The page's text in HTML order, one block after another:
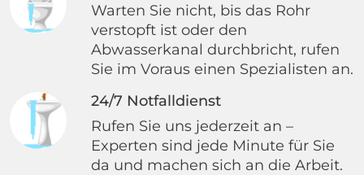
Warten Sie nicht, bis das Rohr
verstopft ist oder den
Abwasserkanal durchbricht, rufen
Sie im Voraus einen Spezialisten an.
24/7 Notfalldienst
Rufen Sie uns jederzeit an –
Experten sind jede Minute für Sie
da und machen sich an die Arbeit.